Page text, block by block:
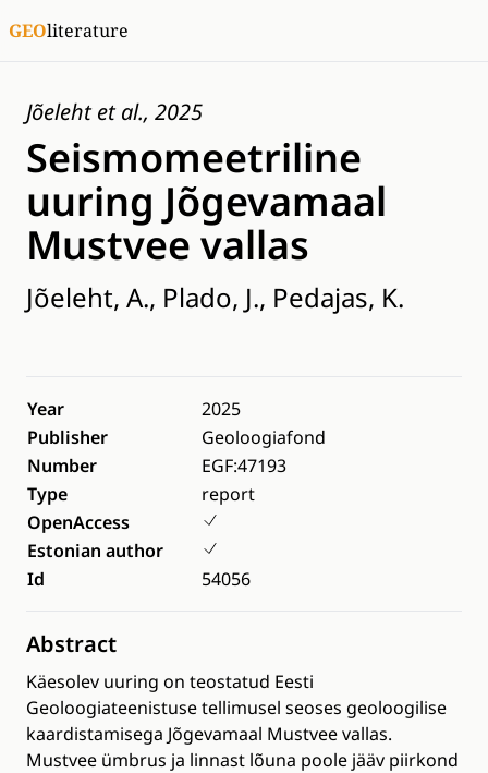
GEOliterature
Jõeleht et al., 2025
Seismomeetriline
uuring Jõgevamaal
Mustvee vallas
Jõeleht, A., Plado, J., Pedajas, K.
Year
2025
Publisher
Geoloogiafond
Number
EGF:47193
Type
report
OpenAccess
Estonian author
Id
54056
Abstract
Käesolev uuring on teostatud Eesti
Geoloogiateenistuse tellimusel seoses geoloogilise
kaardistamisega Jõgevamaal Mustvee vallas.
Mustvee ümbrus ja linnast lõuna poole jääv piirkond